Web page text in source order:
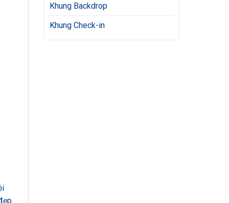
Khung Backdrop
Khung Check-in